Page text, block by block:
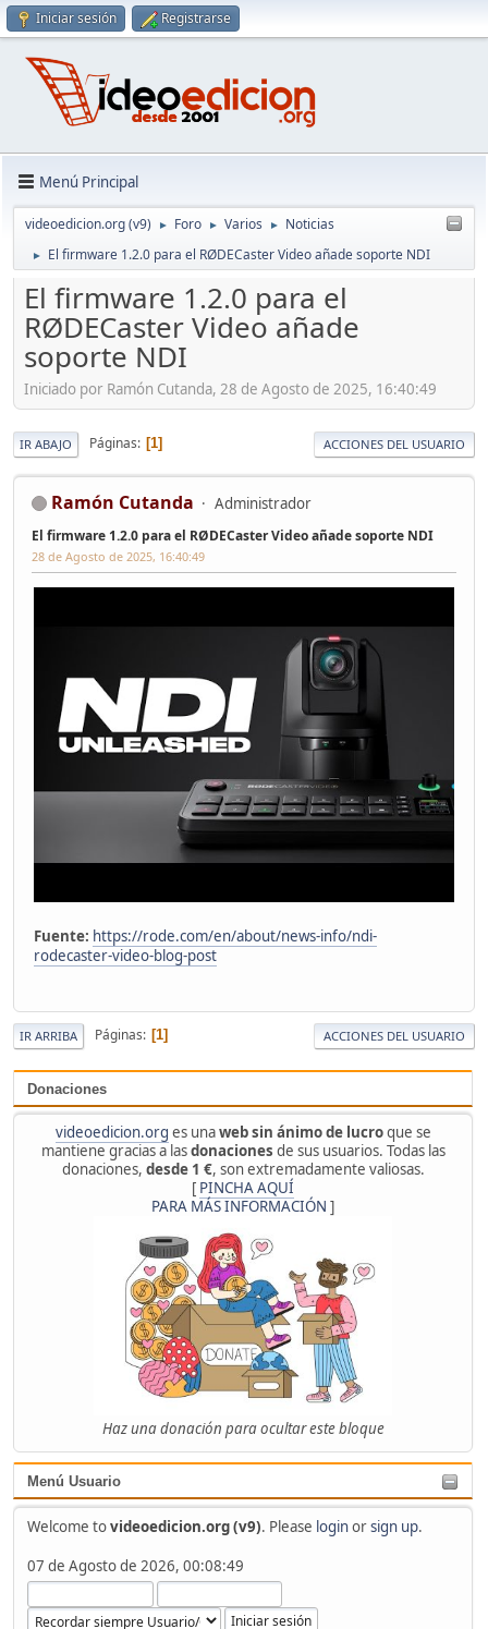
Iniciar sesión Registrarse
Menú Principal
videoedicion.org (v9) ► Foro ► Varios ► Noticias
► El firmware 1.2.0 para el RØDECaster Video añade soporte NDI
Donaciones
videoedicion.org es unaweb sin ánimo de lucroque se
mantiene gracias a lasdonaciones de sus usuarios. Todas las
donaciones, desde 1 €, son extremadamente valiosas.
[ PINCHA AQUÍ
PARA MÁS INFORMACIÓN ]
Haz una donación para ocultar este bloque
Menú Usuario
Welcome tovideoedicion.org (v9). Please loginorsign up.
07 de Agosto de 2026, 00:08:49
El firmware 1.2.0 para el
RØDECaster Video añade
soporte NDI
Iniciado por Ramón Cutanda, 28 de Agosto de 2025, 16:40:49
IR ABAJO Páginas 1 ACCIONES DEL USUARIO
Ramón Cutanda Administrador
El firmware 1.2.0 para el RØDECaster Video añade soporte NDI
28 de Agosto de 2025, 16:40:49
Fuente: https://rode.com/en/about/news-info/ndi-
rodecaster-video-blog-post
IR ARRIBA Páginas 1 ACCIONES DEL USUARIO